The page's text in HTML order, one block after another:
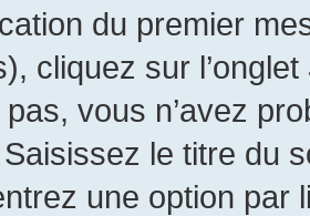
du premier
cliquez sur l’onglet
vous n’avez
le titre du
une option par